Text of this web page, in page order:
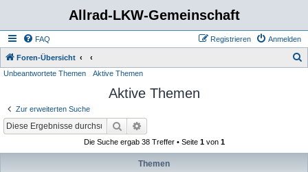
Allrad-LKW-Gemeinschaft
FAQ Anmelden
Registrieren
Foren-Übersicht
Unbeantwortete Themen Aktive Themen
Aktive Themen
Zur erweiterten Suche
Suche
Die Suche ergab 38 Treffer • Seite 1von 1
Themen